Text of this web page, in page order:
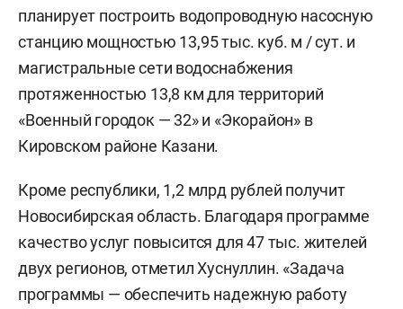
планирует построить водопроводную насосную
станцию мощностью 13,95 тыс. куб. м / сут. и
магистральные сети водоснабжения
протяженностью 13,8 км для территорий
«Военный городок — 32» и «Экорайон» в
Кировском районе Казани.
Кроме республики, 1,2 млрд рублей получит
Новосибирская область. Благодаря программе
качество услуг повысится для 47 тыс. жителей
двух регионов, отметил Хуснуллин. «Задача
программы — обеспечить надежную работу